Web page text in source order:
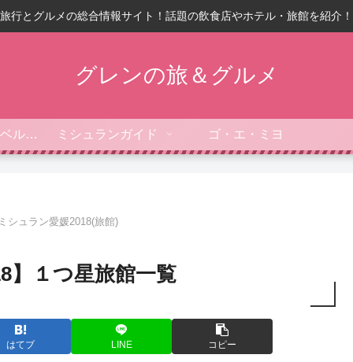
旅行とグルメの総合情報サイト！話題の飲食店やホテル・旅館を紹介！
グレンの旅＆グルメ
フォーブス・トラベルガイド ミシュランガイド ゴ・エ・ミヨ
ミシュラン愛媛2018(旅館)
】１つ星旅館一覧
はてブ LINE コピー